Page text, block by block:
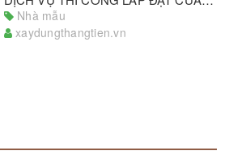
Nhà mẫu
xaydungthangtien.vn